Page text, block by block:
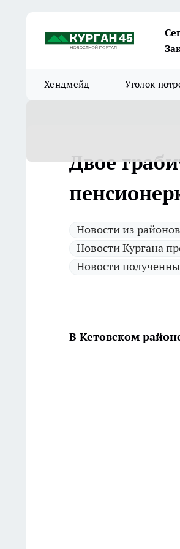
Хендмейд Уголок
Двое
Новости из
Новости Кургана
Новости
В Кетовском